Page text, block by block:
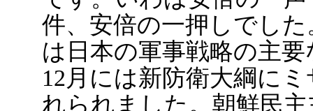
件、安倍の一押しでし
は日本の軍事戦略の主
12月には新防衛大綱に
れられました。朝鮮民